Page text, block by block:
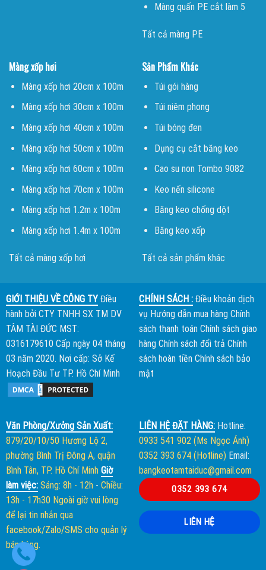
Màng quấn PE cắt làm 5
Tất cả màng PE
Màng xốp hơi
Màng xốp hơi 20cm x 100m
Màng xốp hơi 30cm x 100m
Màng xốp hơi 40cm x 100m
Màng xốp hơi 50cm x 100m
Màng xốp hơi 60cm x 100m
Màng xốp hơi 70cm x 100m
Màng xốp hơi 1.2m x 100m
Màng xốp hơi 1.4m x 100m
Tất cả màng xốp hơi
Sản Phẩm Khác
Túi gói hàng
Túi niêm phong
Túi bóng đen
Dụng cụ cắt băng keo
Cao su non Tombo 9082
Keo nến silicone
Băng keo chống dột
Băng keo xốp
Tất cả sản phẩm khác
GIỚI THIỆU VỀ CÔNG TYĐiều
hành bởi CTY TNHH SX TM DV
TÂM TÀI ĐỨC MST:
0316179610 Cấp ngày 04 tháng
03 năm 2020. Nơi cấp: Sở Kế
Hoạch Đầu Tư TP. Hồ Chí Minh
CHÍNH SÁCH : Điều khoản dịch
vụ Hướng dẫn mua hàng Chính
sách thanh toán Chính sách giao
hàng Chính sách đổi trả Chính
sách hoàn tiền Chính sách bảo
mật
Văn Phòng/Xưởng Sản Xuất:
879/20/10/50 Hương Lộ 2,
phường Bình Trị Đông A, quận
Bình Tân, TP. Hồ Chí Minh Giờ
làm việc: Sáng: 8h - 12h- Chiều:
13h - 17h30 Ngoài giờ vui lòng
để lại tin nhắn qua
facebook/Zalo/SMS cho quản lý
bán hàng.
LIÊN HỆ ĐẶT HÀNG:Hotline:
0933 541 902 (Ms Ngọc Ánh)
0352 393 674 (Hotline) Email:
bangkeotamtaiduc@gmail.com
0352 393 674
LIÊN HỆ